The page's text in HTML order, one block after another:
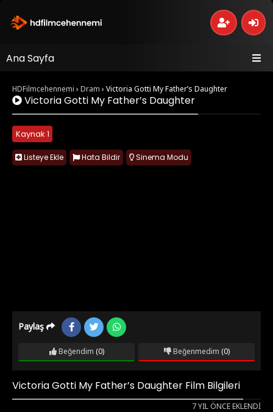
Ana Sayfa
HDFilmcehennemi › Dram › Victoria Gotti My Father’s Daughter
Victoria Gotti My Father’s Daughter
Kaynak 1
Listeye Ekle Hata Bildir Sinema Modu
Paylaş
Beğendim (0) Beğenmedim (0)
Victoria Gotti My Father’s Daughter Film Bilgileri
7 YIL ÖNCE EKLENDI